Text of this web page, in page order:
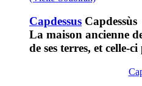
Capdessus Capdessùs
La maison ancienne
de ses terres, et